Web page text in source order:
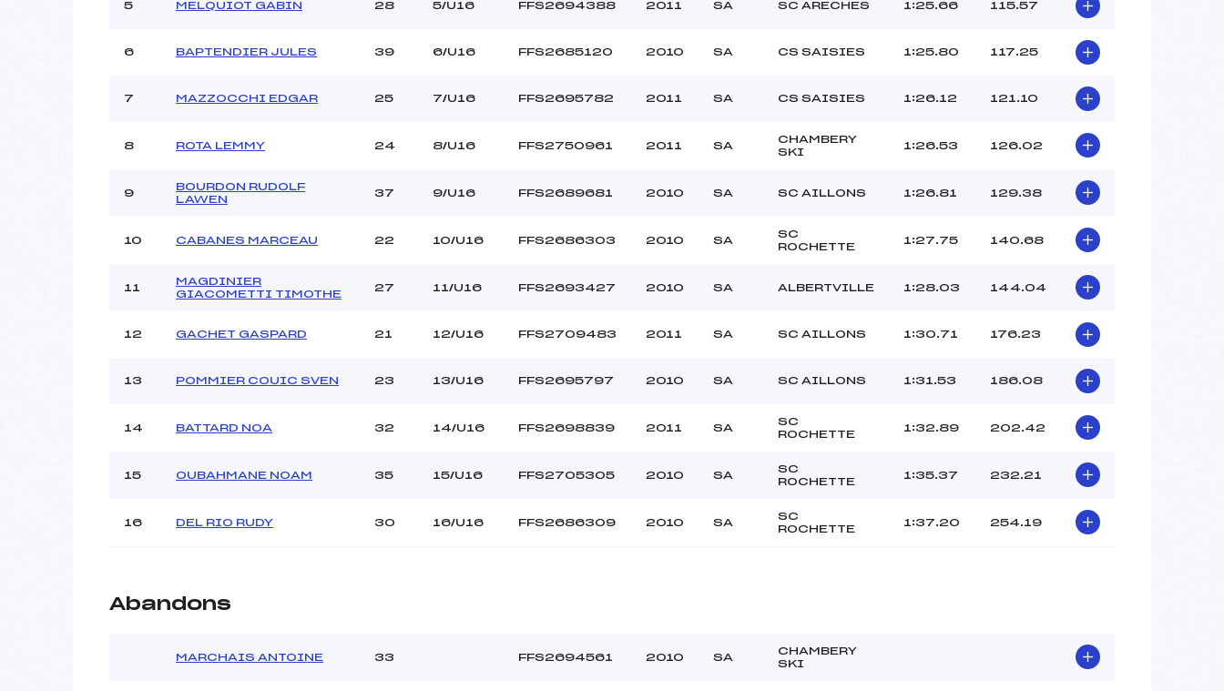
NAYENER (SA)
QUENARD (SA)
Pénalité appliquée :
96.5900
5 MELQUIOT GABIN 28 5/U16 FFS2694388 2011 SA SC ARECHES 1:25.66 115.57
6 BAPTENDIER JULES 39 6/U16 FFS2685120 2010 SA CS SAISIES 1:25.80 117.25
7 MAZZOCCHI EDGAR 25 7/U16 FFS2695782 2011 SA CS SAISIES 1:26.12 121.10
8 ROTA LEMMY 24 8/U16 FFS2750961 2011 SA
CHAMBERY
SKI
1:26.53 126.02
9
BOURDON RUDOLF
LAWEN
37 9/U16 FFS2689681 2010 SA SC AILLONS 1:26.81 129.38
10 CABANES MARCEAU 22 10/U16 FFS2686303 2010 SA
SC
ROCHETTE
1:27.75 140.68
11
MAGDINIER
GIACOMETTI TIMOTHE
27 11/U16 FFS2693427 2010 SA ALBERTVILLE 1:28.03 144.04
12 GACHET GASPARD 21 12/U16 FFS2709483 2011 SA SC AILLONS 1:30.71 176.23
13 POMMIER COUIC SVEN 23 13/U16 FFS2695797 2010 SA SC AILLONS 1:31.53 186.08
14 BATTARD NOA 32 14/U16 FFS2698839 2011 SA
SC
ROCHETTE
1:32.89 202.42
15 OUBAHMANE NOAM 35 15/U16 FFS2705305 2010 SA
SC
ROCHETTE
1:35.37 232.21
16 DEL RIO RUDY 30 16/U16 FFS2686309 2010 SA
SC
ROCHETTE
1:37.20 254.19
Abandons
MARCHAIS ANTOINE 33 FFS2694561 2010 SA
CHAMBERY
SKI